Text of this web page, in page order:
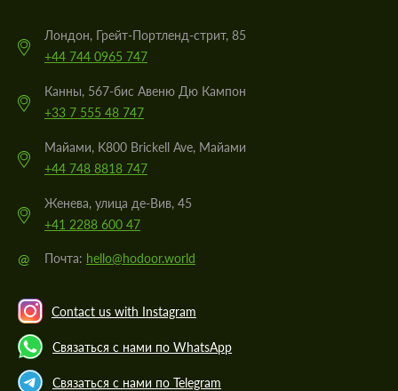
Лондон, Грейт-Портленд-стрит, 85
+44 744 0965 747
Канны, 567-бис Авеню Дю Кампон
+33 7 555 48 747
Майами, K800 Brickell Ave, Майами
+44 748 8818 747
Женева, улица де-Вив, 45
+41 2288 600 47
@ Почта: hello@hodoor.world
Contact us with Instagram
Связаться с нами по WhatsApp
Связаться с нами по Telegram